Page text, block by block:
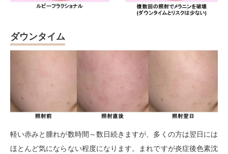
ダウンタイム
軽い赤みと腫れが数時間～数日続きますが、多くの方は翌日には
ほとんど気にならない程度になります。まれですが炎症後色素沈